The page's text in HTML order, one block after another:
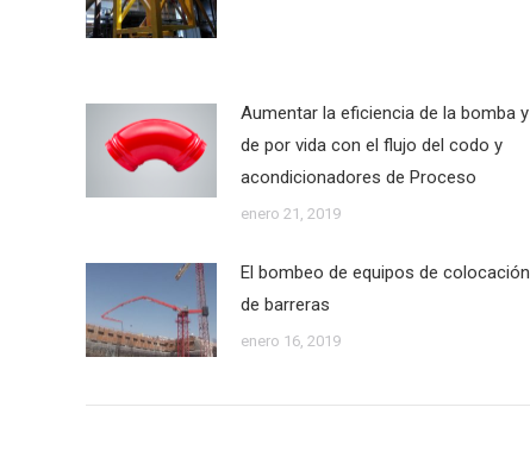
Aumentar la eficiencia de la bomba y
de por vida con el flujo del codo y
acondicionadores de Proceso
enero 21, 2019
El bombeo de equipos de colocación
de barreras
enero 16, 2019